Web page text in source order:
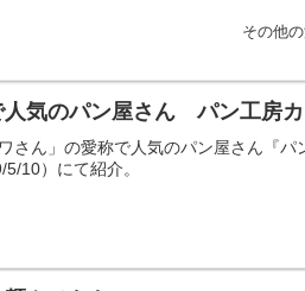
その他
人気のパン屋さん パン工房
さん」の愛称で人気のパン屋さん『
10）にて紹介。